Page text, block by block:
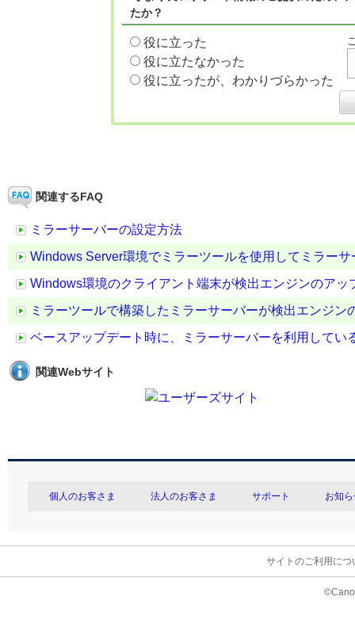
たか？
役に立った
役に立たなかった
役に立ったが、わかりづらかった
関連するFAQ
ミラーサーバーの設定方法
Windows Server環境でミラーツールを使用してミラー
Windows環境のクライアント端末が検出エンジンのアッ
ミラーツールで構築したミラーサーバーが検出エンジン
ベースアップデート時に、ミラーサーバーを利用して
関連Webサイト
個人のお客さま 法人のお客さま サポート お知
サイトのご利用につ